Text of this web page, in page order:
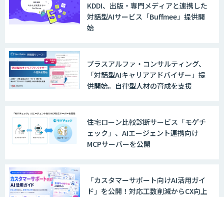
KDDI、出版・専門メディアと連携した
対話型AIサービス「Buffmee」提供開
始
プラスアルファ・コンサルティング、
「対話型AIキャリアアドバイザー」提
供開始。自律型人材の育成を支援
住宅ローン比較診断サービス「モゲチ
ェック」、AIエージェント連携向け
MCPサーバーを公開
「カスタマーサポート向けAI活用ガイ
ド」を公開！対応工数削減からCX向上